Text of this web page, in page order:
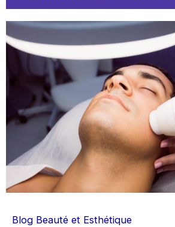
Blog Beauté et Esthétique